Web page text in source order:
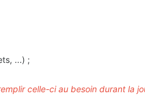
...) ;
celle-ci au besoin durant la